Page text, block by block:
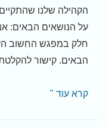
על הנושאים הבאים:
חלק במפגש החשוב
הבאים. קישור להקלטת
הקלטת
קרא עוד "